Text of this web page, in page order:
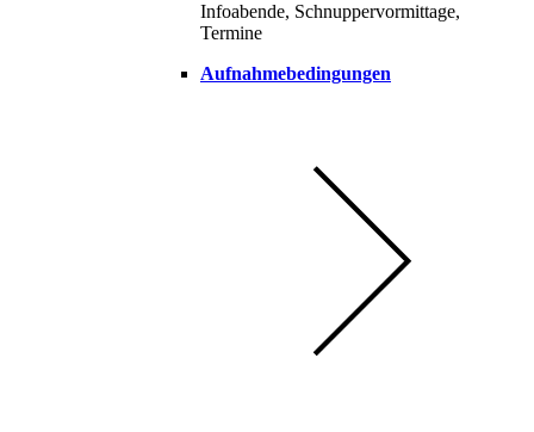
Infoabende, Schnuppervormittage,
Termine
Aufnahmebedingungen